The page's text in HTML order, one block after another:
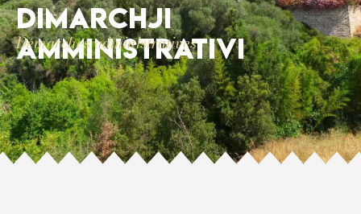
Dimarchji
amministrativi
Démarches administratives